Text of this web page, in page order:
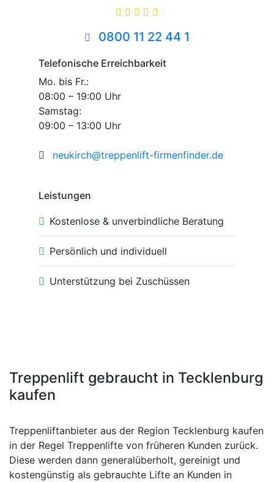
0800 11 22 44 1
Telefonische Erreichbarkeit
Mo. bis Fr.:
08:00 – 19:00 Uhr
Samstag:
09:00 – 13:00 Uhr
neukirch@treppenlift-firmenfinder.de
Leistungen
Kostenlose & unverbindliche Beratung
Persönlich und individuell
Unterstützung bei Zuschüssen
Treppenlift gebraucht in Tecklenburg
kaufen
Treppenliftanbieter aus der Region Tecklenburg kaufen
in der Regel Treppenlifte von früheren Kunden zurück.
Diese werden dann generalüberholt, gereinigt und
kostengünstig als gebrauchte Lifte an Kunden in